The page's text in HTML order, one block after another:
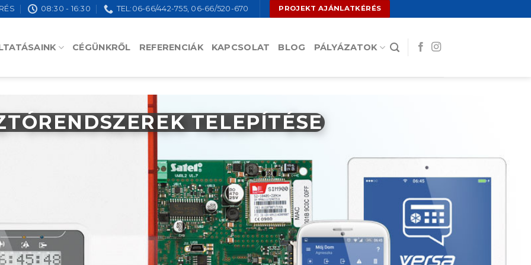
08:30 - 16:30 TEL:06-66/442-755, 06-66/520-670 PROJEKT AJÁNLATKÉRÉS
CÉGÜNKRŐL REFERENCIÁK KAPCSOLAT BLOG PÁLYÁZATOK
TELEPÍTÉSE